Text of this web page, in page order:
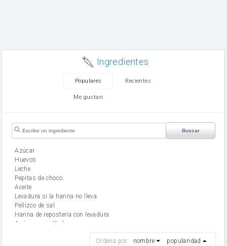
Ingredientes
Populares Recientes
Me gustan
Buscar
Azúcar
huevos
leche
Pepitas de choco
aceite
Levadura si la harina no lleva
Pellizco de sal
Harina de reposteria con levadura
Azúcar avainillado
Ordena por: nombre popularidad